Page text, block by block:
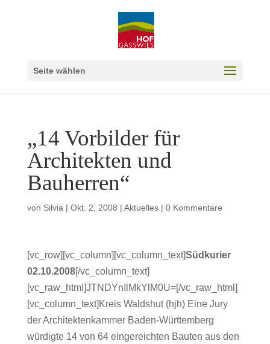
Seite wählen
„14 Vorbilder für
Architekten und
Bauherren“
von Silvia | Okt. 2, 2008 | Aktuelles| 0 Kommentare
[vc_row][vc_column][vc_column_text]Südkurier
02.10.2008[/vc_column_text]
[vc_raw_html]JTNDYnIlMkYlM0U=[/vc_raw_html]
[vc_column_text]Kreis Waldshut (hjh) Eine Jury
der Architektenkammer Baden-Württemberg
würdigte 14 von 64 eingereichten Bauten aus den